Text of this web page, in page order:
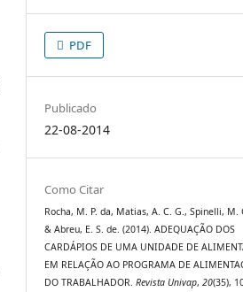
PDF
Publicado
22-08-2014
Como Citar
Rocha, M. P. da, Matias, A. C. G., Spinelli, M.
& Abreu, E. S. de. (2014). ADEQUAÇÃO DOS
CARDÁPIOS DE UMA UNIDADE DE
EM RELAÇÃO AO PROGRAMA DE
DO TRABALHADOR.Revista Univap,20(35),